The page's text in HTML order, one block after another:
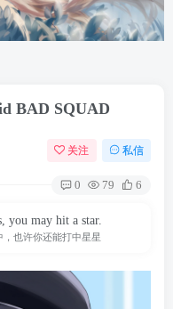
BAD SQUAD
关注 私信
0 79 6
you may hit a star.
也许你还能打中星星